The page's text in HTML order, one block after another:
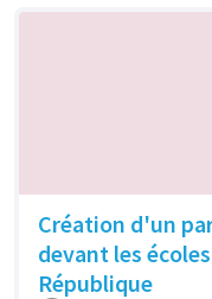
Création d'un
devant les
République